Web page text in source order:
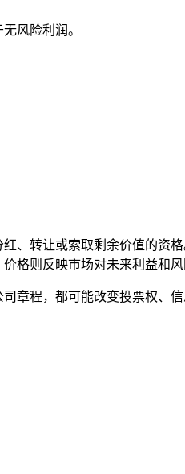
风险利润。
、转让或索取剩余价值的资
格则反映市场对未来利益和风
章程，都可能改变投票权、